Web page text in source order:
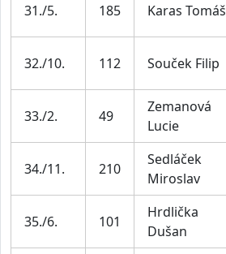
31./5. 185 Karas Tomáš
32./10. 112 Souček Filip
33./2. 49
Zemanová
Lucie
34./11. 210
Sedláček
Miroslav
35./6. 101
Hrdlička
Dušan